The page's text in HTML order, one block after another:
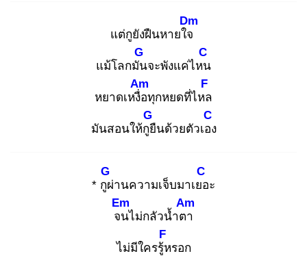
แต่กูยังฝืนหายใจ
Dm
แม้โลกมัน
G
จะพังแค่ไหน
C
หยาดเหงื่อ
Am
ทุกหยดที่ไหล
F
มันสอนให้กูยื
G
นด้วยตัวเอง
C
* กูผ่
G
านความเจ็บมาเยอ
C
ะ
จน
Em
ไม่กลัวน้ำตา
Am
ไม่มีใครรู้ห
F
รอก